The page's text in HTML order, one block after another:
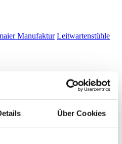
Über Cookies
Manufaktur Leitwartenstühle
Sicherheit &